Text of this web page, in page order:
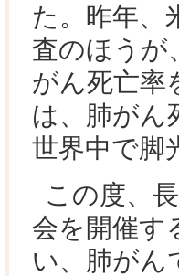
た。昨年、
査のほうが
がん死亡率
は、肺がん
世界中で脚
この度、
会を開催す
い、肺がん